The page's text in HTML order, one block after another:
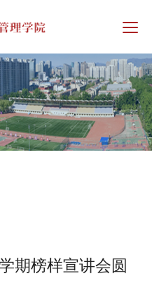
期榜样宣讲会圆